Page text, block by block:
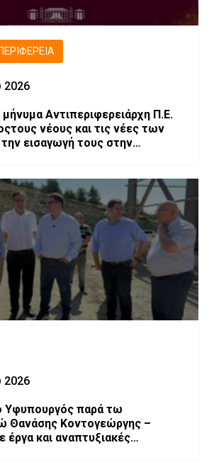
ΠΕΡΙΦΈΡΕΙΑ
2026
μήνυμα Αντιπεριφερειάρχη Π.Ε.
νέους και τις νέες των
εισαγωγή τους στην
2026
Υφυπουργός παρά τω
Θανάσης Κοντογεώργης –
έργα και αναπτυξιακές